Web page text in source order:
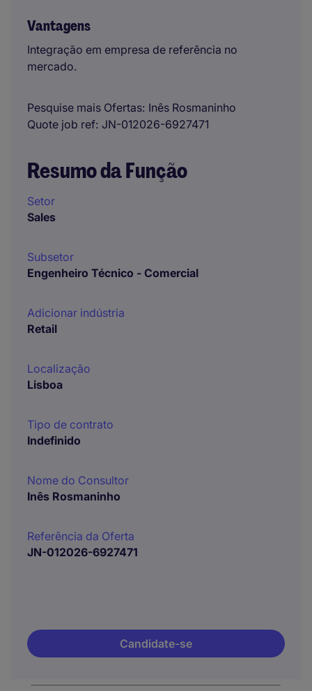
Vantagens
Integração em empresa de referência no
mercado.
Pesquise mais Ofertas Inês Rosmaninho
Quote job ref JN-012026-6927471
Resumo da Função
Setor
Sales
Subsetor
Engenheiro Técnico - Comercial
Adicionar indústria
Retail
Localização
Lisboa
Tipo de contrato
Indefinido
Nome do Consultor
Inês Rosmaninho
Referência da Oferta
JN-012026-6927471
Candidate-se